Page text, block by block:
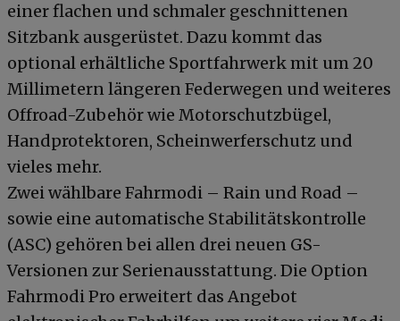
einer flachen und schmaler geschnittenen
Sitzbank ausgerüstet. Dazu kommt das
optional erhältliche Sportfahrwerk mit um 20
Millimetern längeren Federwegen und weiteres
Offroad-Zubehör wie Motorschutzbügel,
Handprotektoren, Scheinwerferschutz und
vieles mehr.
Zwei wählbare Fahrmodi – Rain und Road –
sowie eine automatische Stabilitätskontrolle
(ASC) gehören bei allen drei neuen GS-
Versionen zur Serienausstattung. Die Option
Fahrmodi Pro erweitert das Angebot